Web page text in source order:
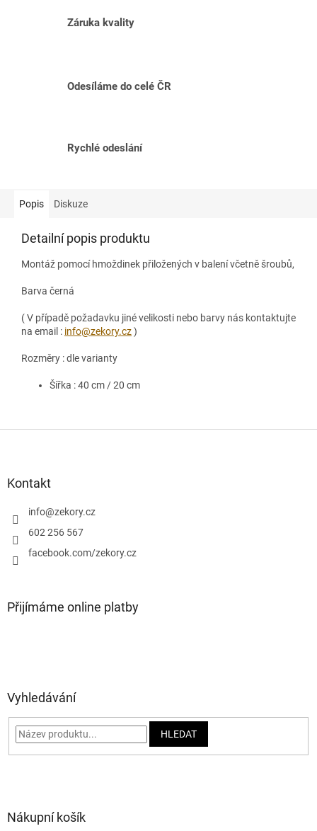
Záruka kvality
Odesíláme do celé ČR
Rychlé odeslání
Popis Diskuze
Detailní popis produktu
Montáž pomocí hmoždinek přiložených v balení včetně šroubů,
Barva černá
( V případě požadavku jiné velikosti nebo barvy nás kontaktujte
na email : info@zekory.cz)
Rozměry : dle varianty
Šířka : 40 cm / 20 cm
Kontakt
info@zekory.cz
602 256 567
facebook.com/zekory.cz
Přijímáme online platby
Vyhledávání
HLEDAT
Nákupní košík